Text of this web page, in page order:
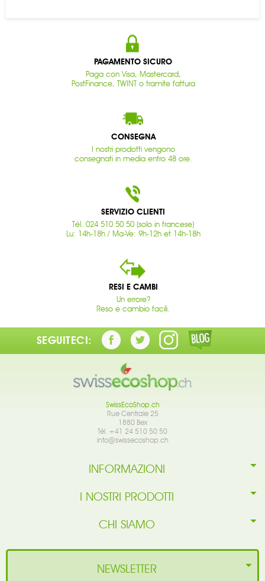
PAGAMENTO SICURO
Paga con Visa, Mastercard,
PostFinance, TWINT o tramite fattura
CONSEGNA
I nostri prodotti vengono
consegnati in media entro 48 ore.
SERVIZIO CLIENTI
Tél. 024 510 50 50 (solo in francese)
Lu: 14h-18h / Ma-Ve: 9h-12h et 14h-18h
RESI E CAMBI
Un errore?
Reso e cambio facili.
SEGUITECI:
SwissEcoShop.ch
Rue Centrale 25
1880 Bex
Tél. +41 24 510 50 50
info@swissecoshop.ch
INFORMAZIONI
I NOSTRI PRODOTTI
CHI SIAMO
NEWSLETTER